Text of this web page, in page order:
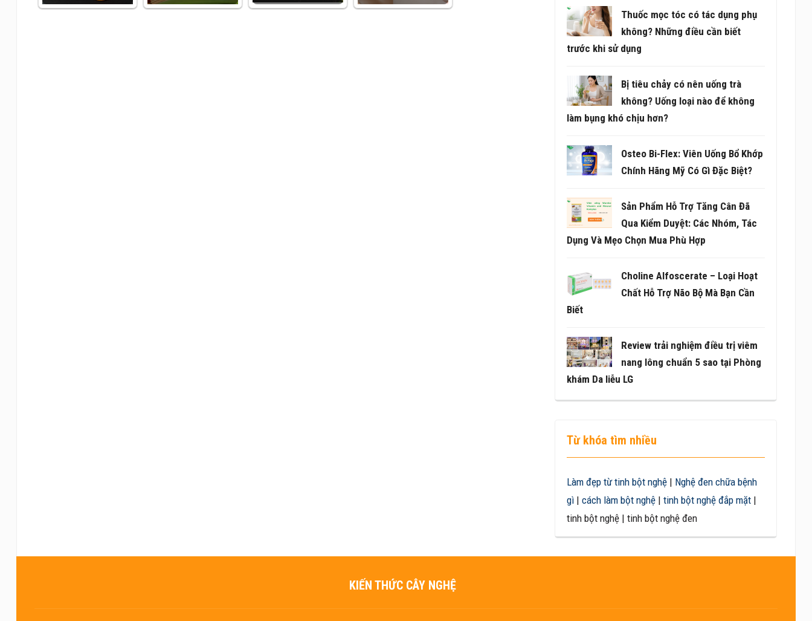
Thuốc mọc tóc có tác dụng phụ
không? Những điều cần biết
trước khi sử dụng
Bị tiêu chảy có nên uống trà
không? Uống loại nào để không
làm bụng khó chịu hơn?
Osteo Bi-Flex: Viên Uống Bổ Khớp
Chính Hãng Mỹ Có Gì Đặc Biệt?
Sản Phẩm Hỗ Trợ Tăng Cân Đã
Qua Kiểm Duyệt: Các Nhóm, Tác
Dụng Và Mẹo Chọn Mua Phù Hợp
Choline Alfoscerate – Loại Hoạt
Chất Hỗ Trợ Não Bộ Mà Bạn Cần
Biết
Review trải nghiệm điều trị viêm
nang lông chuẩn 5 sao tại Phòng
khám Da liễu LG
Từ khóa tìm nhiều
Làm đẹp từ tinh bột nghệ| Nghệ đen chữa bệnh
gì| cách làm bột nghệ| tinh bột nghệ đắp mặt|
tinh bột nghệ | tinh bột nghệ đen
KIẾN THỨC CÂY NGHỆ